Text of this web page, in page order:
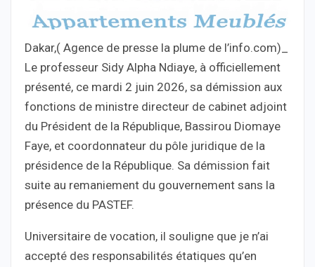
Dakar,( Agence de presse la plume de l’info.com)_
Le professeur Sidy Alpha Ndiaye, à officiellement
présenté, ce mardi 2 juin 2026, sa démission aux
fonctions de ministre directeur de cabinet adjoint
du Président de la République, Bassirou Diomaye
Faye, et coordonnateur du pôle juridique de la
présidence de la République. Sa démission fait
suite au remaniement du gouvernement sans la
présence du PASTEF.
Universitaire de vocation, il souligne que je n’ai
accepté des responsabilités étatiques qu’en